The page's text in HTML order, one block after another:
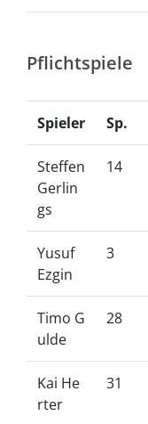
Pflichtspiele
Spieler Sp.
Steffen
Gerlin
gs
14
Yusuf
Ezgin
3
Timo G
ulde
28
Kai He
rter
31